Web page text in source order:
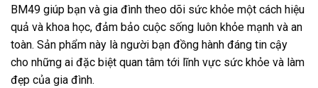
BM49 giúp bạn và gia đình theo dõi sức khỏe một cách hiệu
quả và khoa học, đảm bảo cuộc sống luôn khỏe mạnh và an
toàn. Sản phẩm này là người bạn đồng hành đáng tin cậy
cho những ai đặc biệt quan tâm tới lĩnh vực sức khỏe và làm
đẹp của gia đình.